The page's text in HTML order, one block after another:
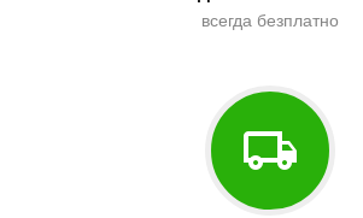
всегда безплатно